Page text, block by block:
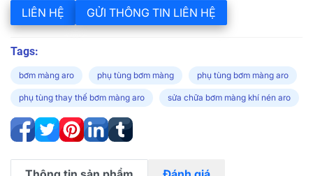
LIÊN HỆ GỬI THÔNG TIN LIÊN HỆ
Tags:
bơm màng aro phụ tùng bơm màng phụ tùng bơm màng aro
phụ tùng thay thế bơm màng aro sửa chữa bơm màng khí nén aro